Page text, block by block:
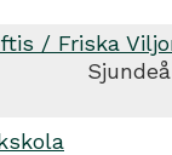
/ Friska
Sjundeå